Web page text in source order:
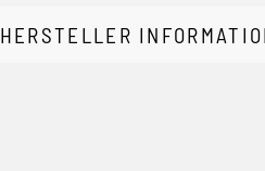
HERSTELLER